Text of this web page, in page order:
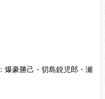
爆豪勝己・切島鋭児郎・瀬